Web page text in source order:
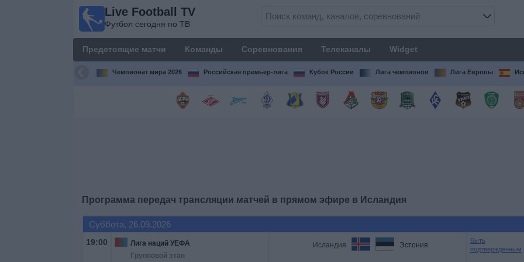
Live Football TV
Футбол сегодня по ТВ
Предстоящие матчи Команды Соревнования Телеканалы Widget
Чемпионат мира 2026 Российская премьер-лига Кубок России Лига чемпионов Лига Европы
Программа передач трансляции матчей в прямом эфире в Исландия
Суббота, 26.09.2026
19:00
Лига наций УЕФА
Групповой этап
Исландия Эстония
Быть
подтвержденным